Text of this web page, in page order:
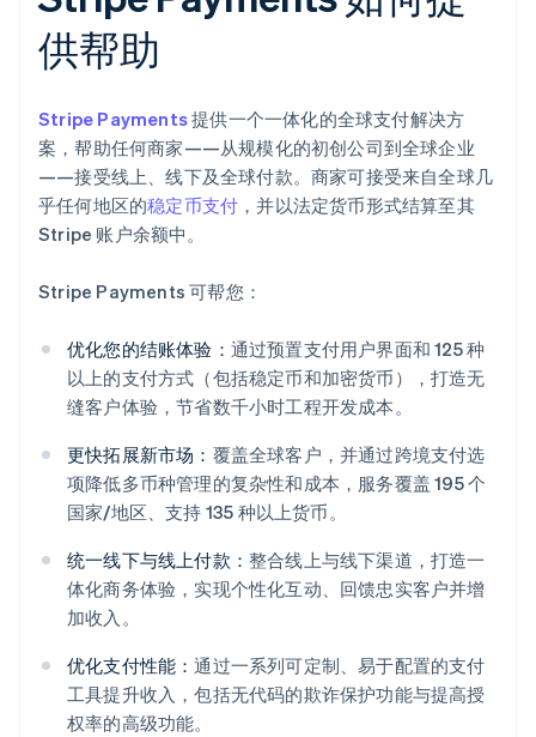
供帮助
Stripe Payments提供一个一体化的全球支付解决方
案，帮助任何商家——从规模化的初创公司到全球企业
——接受线上、线下及全球付款。商家可接受来自全球几
乎任何地区的稳定币支付 ，并以法定货币形式结算至其
Stripe 账户余额中。
Stripe Payments 可帮您：
优化您的结账体验： 通过预置支付用户界面和 125 种
以上的支付方式（包括稳定币和加密货币），打造无
缝客户体验，节省数千小时工程开发成本。
更快拓展新市场： 覆盖全球客户，并通过跨境支付选
项降低多币种管理的复杂性和成本，服务覆盖 195 个
国家/地区、支持 135 种以上货币。
统一线下与线上付款： 整合线上与线下渠道，打造一
体化商务体验，实现个性化互动、回馈忠实客户并增
加收入。
优化支付性能：通过一系列可定制、易于配置的支付
工具提升收入，包括无代码的欺诈保护功能与提高授
权率的高级功能。
English
爱尔兰
English